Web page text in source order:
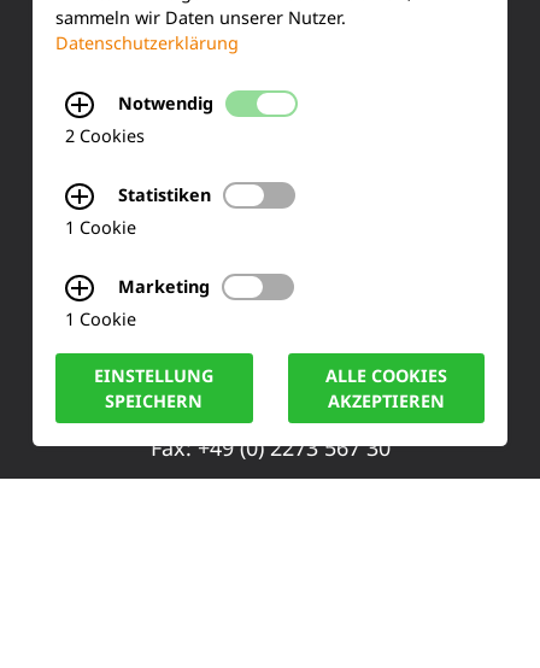
Training & Schulung
Siemensstraße 2
Tel.: +49 (0) 2273-567 0
Fax: +49 (0) 2273 567 30
sammeln wir Daten unserer Nutzer.
Datenschutzerklärung
Notwendig
2 Cookies
Statistiken
1 Cookie
Marketing
1 Cookie
EINSTELLUNG
SPEICHERN
ALLE COOKIES
AKZEPTIEREN